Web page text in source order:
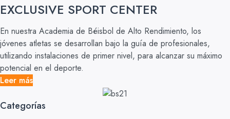
EXCLUSIVE SPORT CENTER
En nuestra Academia de Béisbol de Alto Rendimiento, los
jóvenes atletas se desarrollan bajo la guía de profesionales,
utilizando instalaciones de primer nivel, para alcanzar su máximo
potencial en el deporte.
Leer más
Categorías